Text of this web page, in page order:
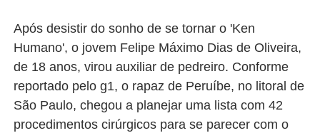
Após desistir do sonho de se tornar o 'Ken
Humano', o jovem Felipe Máximo Dias de Oliveira,
de 18 anos, virou auxiliar de pedreiro. Conforme
reportado pelo g1, o rapaz de Peruíbe, no litoral de
São Paulo, chegou a planejar uma lista com 42
procedimentos cirúrgicos para se parecer com o